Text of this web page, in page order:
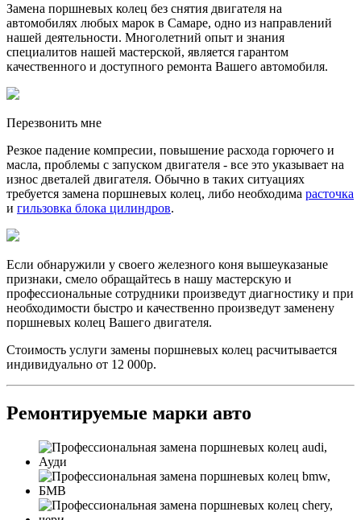
Замена поршневых колец без снятия двигателя на
автомобилях любых марок в Самаре, одно из направлений
нашей деятельности. Многолетний опыт и знания
специалитов нашей мастерской, является гарантом
качественного и доступного ремонта Вашего автомобиля.
Перезвонить мне
Резкое падение компресии, повышение расхода горючего и
масла, проблемы с запуском двигателя - все это указывает на
износ дветалей двигателя. Обычно в таких ситуациях
требуется замена поршневых колец, либо необходима расточка
и гильзовка блока цилиндров.
Если обнаружили у своего железного коня вышеуказаные
признаки, смело обращайтесь в нашу мастерскую и
профессиональные сотрудники произведут диагностику и при
необходимости быстро и качественно произведут заменену
поршневых колец Вашего двигателя.
Стоимость услуги замены поршневых колец расчитывается
индивидуально от 12 000р.
Ремонтируемые марки авто